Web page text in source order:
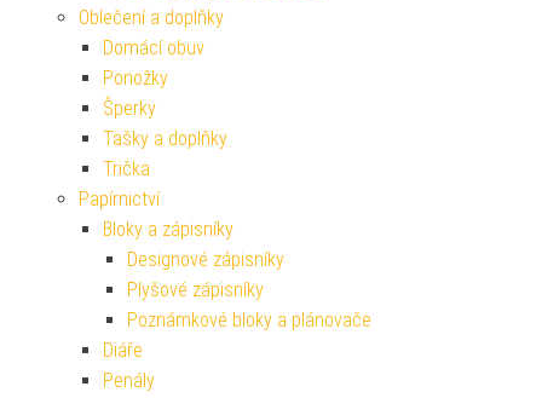
Oblečení a doplňky
Domácí obuv
Ponožky
Šperky
Tašky a doplňky
Trička
Papírnictví
Bloky a zápisníky
Designové zápisníky
Plyšové zápisníky
Poznámkové bloky a plánovače
Diáře
Penály